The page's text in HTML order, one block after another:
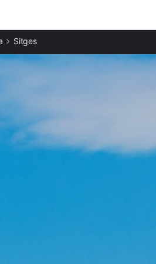
Casas rurales en Sant Pere de Ribes
Casas rurales en Villanueva y Geltrú
Casas rurales en Olivella
Casas rurales en Castelldefels
Sitges